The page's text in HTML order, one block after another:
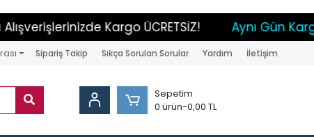
Kargo ÜCRETSİZ! Aynı Gün Kargo
Sipariş Takip Sıkça Sorulan Sorular Yardım İletişim
Sepetim
0 ürün-0,00 TL